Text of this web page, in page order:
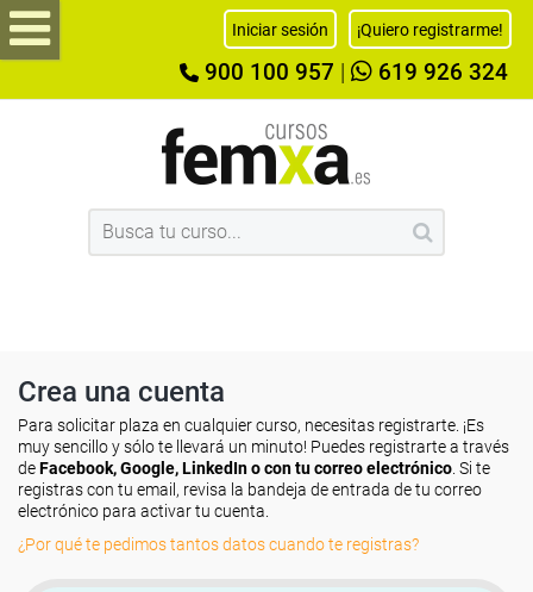
Iniciar sesión ¡Quiero registrarme!
900 100 957 619 926 324
Crea una cuenta
Para solicitar plaza en cualquier curso, necesitas registrarte. ¡Es
muy sencillo y sólo te llevará un minuto! Puedes registrarte a través
deFacebook, Google, LinkedIn o con tu correo electrónico . Si te
registras con tu email, revisa la bandeja de entrada de tu correo
electrónico para activar tu cuenta.
¿Por qué te pedimos tantos datos cuando te registras?